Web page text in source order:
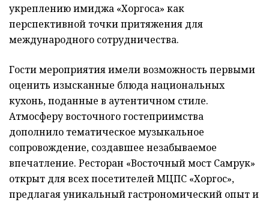
укреплению имиджа «Хоргоса» как
перспективной точки притяжения для
международного сотрудничества.
Гости мероприятия имели возможность первыми
оценить изысканные блюда национальных
кухонь, поданные в аутентичном стиле.
Атмосферу восточного гостеприимства
дополнило тематическое музыкальное
сопровождение, создавшее незабываемое
впечатление. Ресторан «Восточный мост Самрук»
открыт для всех посетителей МЦПС «Хоргос»,
предлагая уникальный гастрономический опыт и